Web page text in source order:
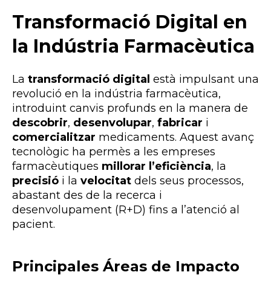
Transformació Digital en
la Indústria Farmacèutica
La transformació digital està impulsant una
revolució en la indústria farmacèutica,
introduint canvis profunds en la manera de
descobrir, desenvolupar, fabricar i
comercialitzar medicaments. Aquest avanç
tecnològic ha permès a les empreses
farmacèutiques millorar l’eficiència, la
precisió i la velocitat dels seus processos,
abastant des de la recerca i
desenvolupament (R+D) fins a l’atenció al
pacient.
Principales Áreas de Impacto